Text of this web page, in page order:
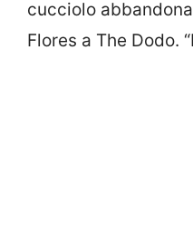
cucciolo
Flores a The Dodo.